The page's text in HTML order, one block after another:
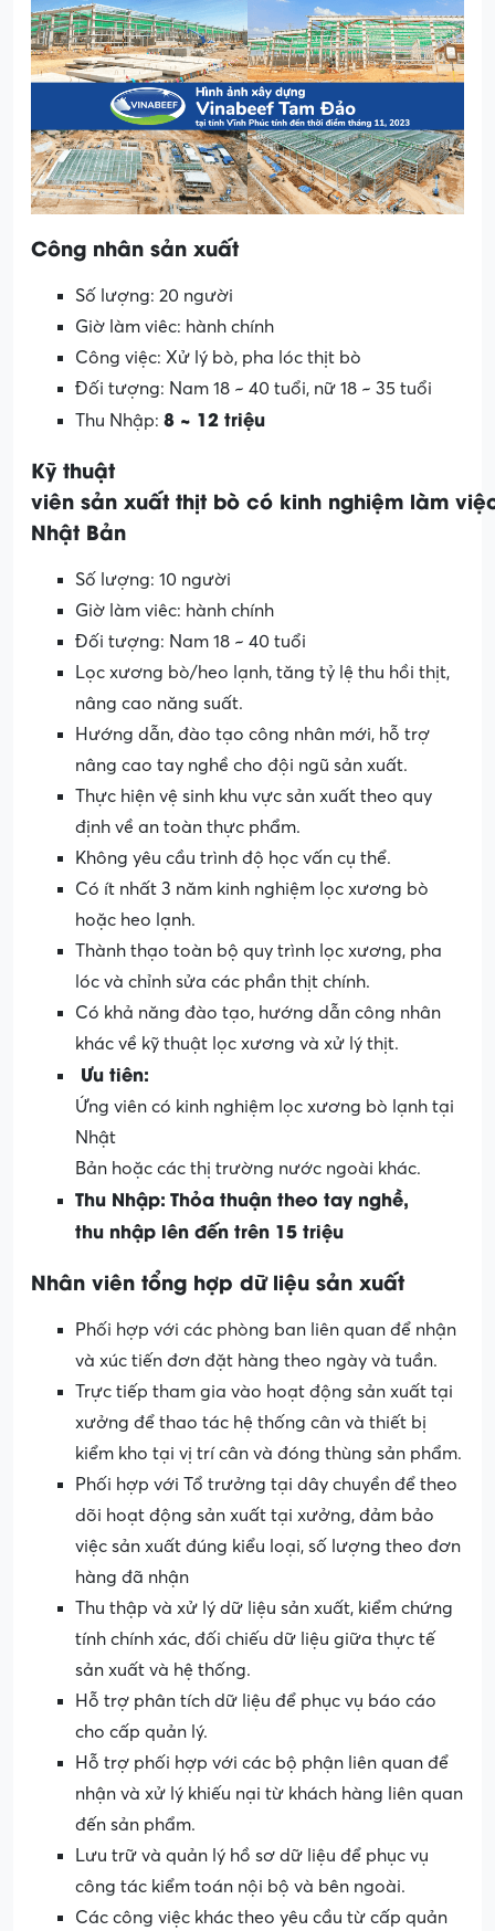
Công nhân sản xuất
Số lượng: 20 người
Giờ làm viêc: hành chính
Công việc: Xử lý bò, pha lóc thịt bò
Đối tượng: Nam 18 ~ 40 tuổi, nữ 18 ~ 35 tuổi
Thu Nhập: 8 ~ 12 triệu
Kỹthuật
viên sản xuất thịt bò có kinh nghiệm làm
Nhật Bản
Số lượng: 10 người
Giờ làm viêc: hành chính
Đối tượng: Nam 18 ~ 40 tuổi
Lọc xương bò/heo lạnh, tăng tỷ lệ thu hồi thịt,
nâng cao năng suất.
Hướng dẫn, đào tạo công nhân mới, hỗ trợ
nâng cao tay nghề cho đội ngũ sản xuất.
Thực hiện vệ sinh khu vực sản xuất theo quy
định về an toàn thực phẩm.
Không yêu cầu trình độ học vấn cụ thể.
Có ít nhất 3 năm kinh nghiệm lọc xương bò
hoặc heo lạnh.
Thành thạo toàn bộ quy trình lọc xương, pha
lóc và chỉnh sửa các phần thịt chính.
Có khả năng đào tạo, hướng dẫn công nhân
khác về kỹ thuật lọc xương và xử lý thịt.
Ưu tiên:
Ứng viên có kinh nghiệm lọc xương bò lạnh tại
Nhật
Bản hoặc các thị trường nước ngoài khác.
Thu Nhập: Thỏa thuận theo tay nghề,
thu nhập lên đến trên 15 triệu
Nhân viên tổng hợp dữ liệu sản xuất
Phối hợp với các phòng ban liên quan để nhận
và xúc tiến đơn đặt hàng theo ngày và tuần.
Trực tiếp tham gia vào hoạt động sản xuất tại
xưởng để thao tác hệ thống cân và thiết bị
kiểm kho tại vị trí cân và đóng thùng sản phẩm.
Phối hợp với Tổ trưởng tại dây chuyền để theo
dõi hoạt động sản xuất tại xưởng, đảm bảo
việc sản xuất đúng kiểu loại, số lượng theo đơn
hàng đã nhận
Thu thập và xử lý dữ liệu sản xuất, kiểm chứng
tính chính xác, đối chiếu dữ liệu giữa thực tế
sản xuất và hệ thống.
Hỗ trợ phân tích dữ liệu để phục vụ báo cáo
cho cấp quản lý.
Hỗ trợ phối hợp với các bộ phận liên quan để
nhận và xử lý khiếu nại từ khách hàng liên quan
đến sản phẩm.
Lưu trữ và quản lý hồ sơ dữ liệu để phục vụ
công tác kiểm toán nội bộ và bên ngoài.
Các công việc khác theo yêu cầu từ cấp quản